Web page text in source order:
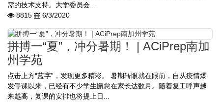
需的技术支持。大学委员会...
8815
6/3/2020
拼搏一“夏”，冲分暑期！ | ACiPrep南加
州学苑
点击上方“蓝字”，发现更多精彩。 暑期转眼就在眼前，自从疫情爆
发停课以来，已经有不少学生懈怠在家长达数月。随着复工呼声越
来越高，复课的安排也将提上日...